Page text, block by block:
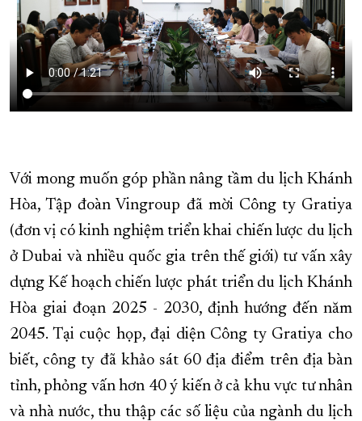
Với mong muốn góp phần nâng tầm du lịch Khánh
Hòa, Tập đoàn Vingroup đã mời Công ty Gratiya
(đơn vị có kinh nghiệm triển khai chiến lược du lịch
ở Dubai và nhiều quốc gia trên thế giới) tư vấn xây
dựng Kế hoạch chiến lược phát triển du lịch Khánh
Hòa giai đoạn 2025 - 2030, định hướng đến năm
2045. Tại cuộc họp, đại diện Công ty Gratiya cho
biết, công ty đã khảo sát 60 địa điểm trên địa bàn
tỉnh, phỏng vấn hơn 40 ý kiến ở cả khu vực tư nhân
và nhà nước, thu thập các số liệu của ngành du lịch